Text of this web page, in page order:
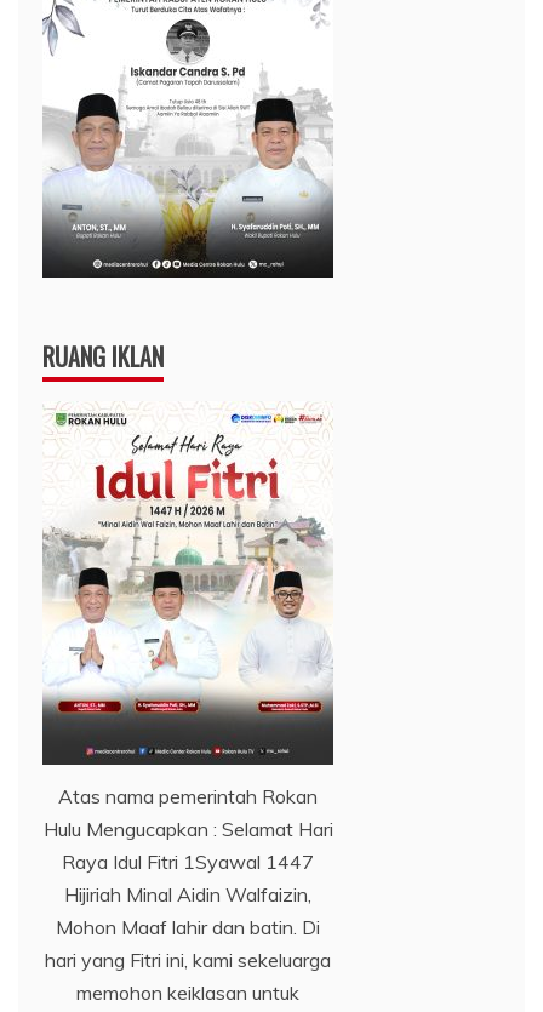
RUANG IKLAN
Atas nama pemerintah Rokan
Hulu Mengucapkan : Selamat Hari
Raya Idul Fitri 1Syawal 1447
Hijiriah Minal Aidin Walfaizin,
Mohon Maaf lahir dan batin. Di
hari yang Fitri ini, kami sekeluarga
memohon keiklasan untuk